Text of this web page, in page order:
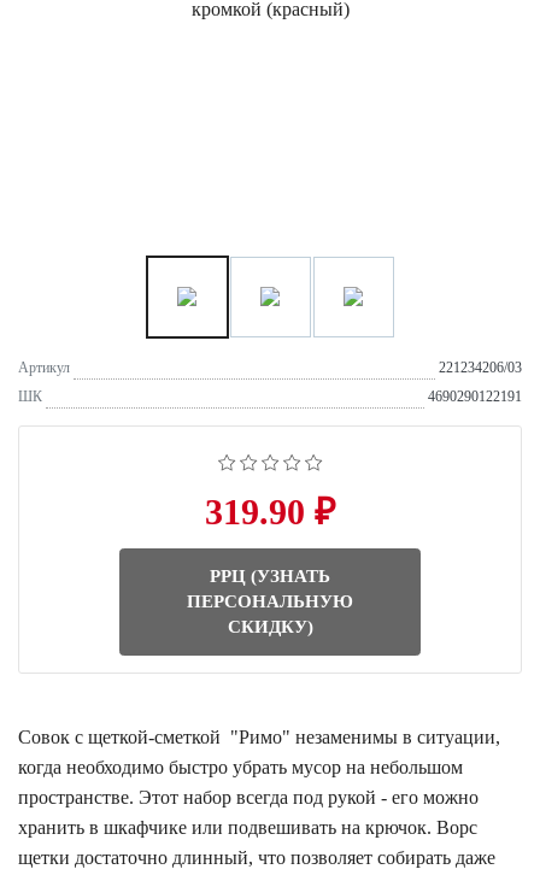
Артикул
221234206/03
ШК
4690290122191
319.90 ₽
РРЦ (УЗНАТЬ
ПЕРСОНАЛЬНУЮ
СКИДКУ)
Совок с щеткой-сметкой "Римо" незаменимы в ситуации,
когда необходимо быстро убрать мусор на небольшом
пространстве. Этот набор всегда под рукой - его можно
хранить в шкафчике или подвешивать на крючок. Ворс
щетки достаточно длинный, что позволяет собирать даже